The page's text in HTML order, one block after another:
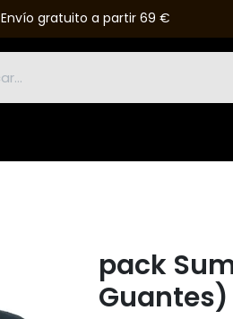
Envío gratuito a partir 69 €
pack
Guantes)